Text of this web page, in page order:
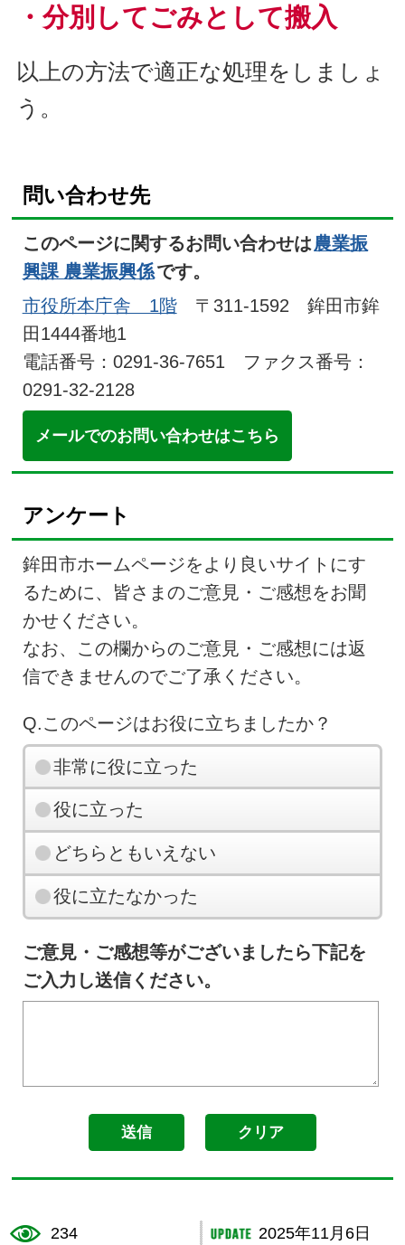
・分別してごみとして搬入
以上の方法で適正な処理をしましょ
う。
問い合わせ先
このページに関するお問い合わせは農業振
興課 農業振興係です。
市役所本庁舎 1階〒311-1592 鉾田市鉾
田1444番地1
電話番号：0291-36-7651 ファクス番号：
0291-32-2128
メールでのお問い合わせはこちら
アンケート
鉾田市ホームページをより良いサイトにす
るために、皆さまのご意見・ご感想をお聞
かせください。
なお、この欄からのご意見・ご感想には返
信できませんのでご了承ください。
Q.このページはお役に立ちましたか？
非常に役に立った
役に立った
どちらともいえない
役に立たなかった
ご意見・ご感想等がございましたら下記を
ご入力し送信ください。
234 2025年11月6日